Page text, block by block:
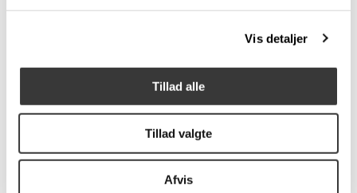
Vis detaljer
Tillad alle
Tillad valgte
Afvis
Cannes sofa med
Skovby SM26
Stonelook laminatplade